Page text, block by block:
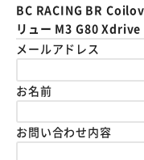
BC RACING BR
リュー M3 G80
メールアドレス
お名前
お問い合わせ内容